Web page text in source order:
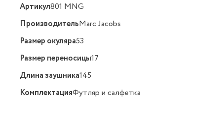
Артикул801 MNG
ПроизводительMarc Jacobs
Размер окуляра53
Размер переносицы17
Длина заушника145
КомплектацияФутляр и салфетка